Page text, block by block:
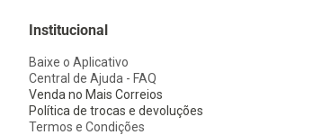
Institucional
Baixe o Aplicativo
Central de Ajuda - FAQ
Venda no Mais Correios
Política de trocas e devoluções
Termos e Condições